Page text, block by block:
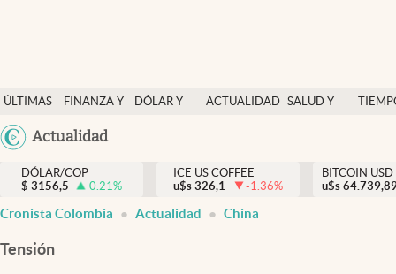
ÚLTIMAS
NOTICIAS
FINANZA Y
DÓLAR Y
ACTUALIDAD SALUD Y
México
Actualidad
Salud y nutrición
Vida espiritual
Actualidad
DÓLAR/COP
$ 3156,5 0.21%
ICE US COFFEE
u$s 326,1 -1.36%
BITCOIN USD
u$s
Cronista Colombia Actualidad China
Tensión